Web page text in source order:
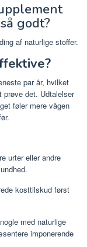
godt?
af naturlige stoffer.
par år, hvilket
prøve det. Udtalelser
føler mere vågen
urter eller andre
kosttilskud først
med naturlige
imponerende